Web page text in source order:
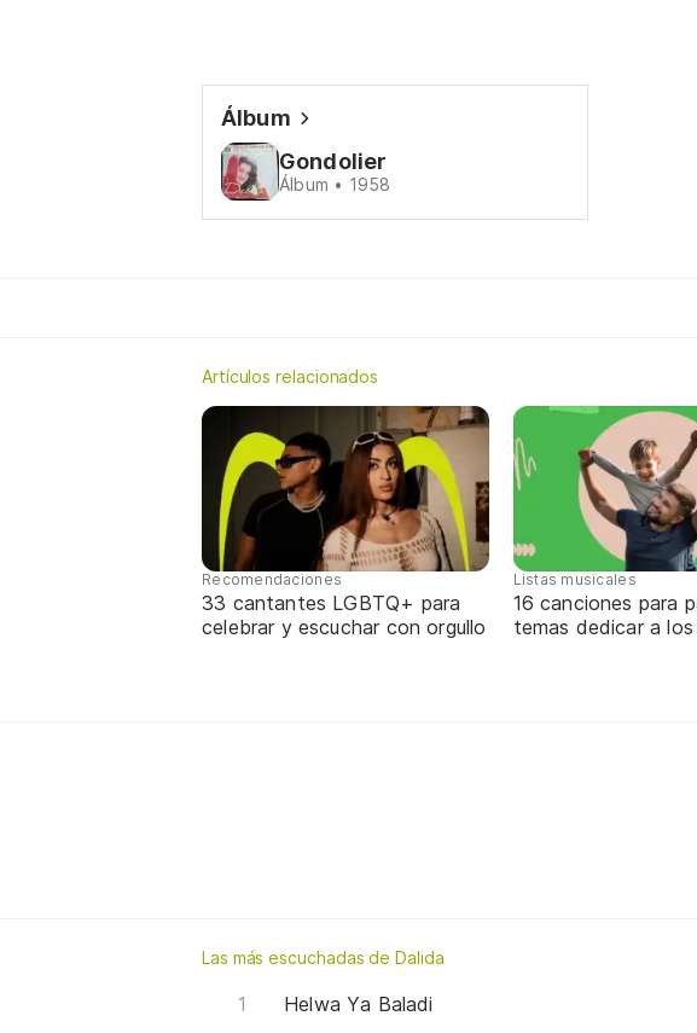
Álbum
Gondolier
Álbum • 1958
Artículos relacionados
Recomendaciones
33 cantantes LGBTQ+ para
celebrar y escuchar con orgullo
Listas musicales
16 canciones para
temas dedicar a los
Las más escuchadas de Dalida
Helwa Ya Baladi